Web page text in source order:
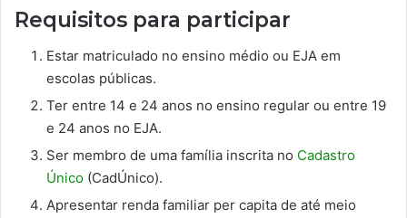
Requisitos para participar
Estar matriculado no ensino médio ou EJA em
escolas públicas.
Ter entre 14 e 24 anos no ensino regular ou entre 19
e 24 anos no EJA.
Ser membro de uma família inscrita no Cadastro
Único (CadÚnico).
Apresentar renda familiar per capita de até meio